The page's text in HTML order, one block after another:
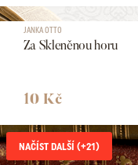
JANKA OTTO
Za Skleněnou horu
10 Kč
NAČÍST DALŠÍ (+21)